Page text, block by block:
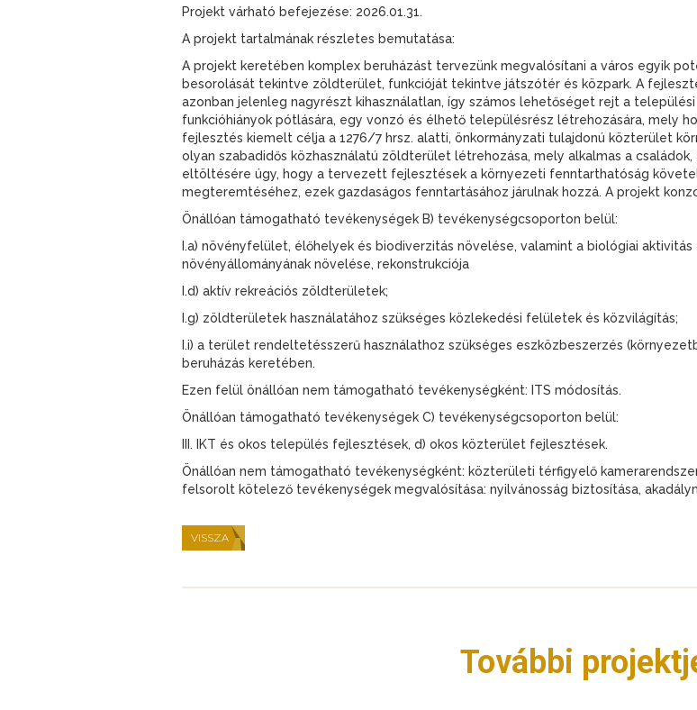
Projekt várható befejezése: 2026.01.31.
A projekt tartalmának részletes bemutatása:
A projekt keretében komplex beruházást tervezünk megvalósítani a város egyik
besorolását tekintve zöldterület, funkcióját tekintve játszótér és közpark. A
azonban jelenleg nagyrészt kihasználatlan, így számos lehetőséget rejt a
funkcióhiányok pótlására, egy vonzó és élhető településrész létrehozására, mely
fejlesztés kiemelt célja a 1276/7 hrsz. alatti, önkormányzati tulajdonú közterület
olyan szabadidős közhasználatú zöldterület létrehozása, mely alkalmas a
eltöltésére úgy, hogy a tervezett fejlesztések a környezeti fenntarthatóság
megteremtéséhez, ezek gazdaságos fenntartásához járulnak hozzá. A projekt
Önállóan támogatható tevékenységek B) tevékenységcsoporton belül:
I.a) növényfelület, élőhelyek és biodiverzitás növelése, valamint a biológiai
növényállományának növelése, rekonstrukciója
I.d) aktív rekreációs zöldterületek;
I.g) zöldterületek használatához szükséges közlekedési felületek és közvilágítás;
I.i) a terület rendeltetésszerű használathoz szükséges eszközbeszerzés
beruházás keretében.
Ezen felül önállóan nem támogatható tevékenységként: ITS módosítás.
Önállóan támogatható tevékenységek C) tevékenységcsoporton belül:
III. IKT és okos település fejlesztések, d) okos közterület fejlesztések.
Önállóan nem támogatható tevékenységként: közterületi térfigyelő
felsorolt kötelező tevékenységek megvalósítása: nyilvánosság biztosítása,
VISSZA
További